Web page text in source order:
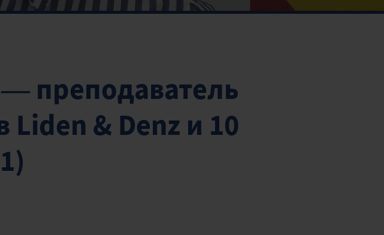
преподаватель
Liden & Denz и 10